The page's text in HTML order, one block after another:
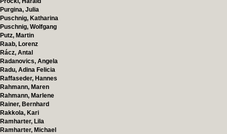
Purgina, Julia
Puschnig, Katharina
Puschnig, Wolfgang
Putz, Martin
Raab, Lorenz
Rácz, Antal
Radanovics, Angela
Radu, Adina Felicia
Raffaseder, Hannes
Rahmann, Maren
Rahmann, Marlene
Rainer, Bernhard
Rakkola, Kari
Ramharter, Lila
Ramharter, Michael